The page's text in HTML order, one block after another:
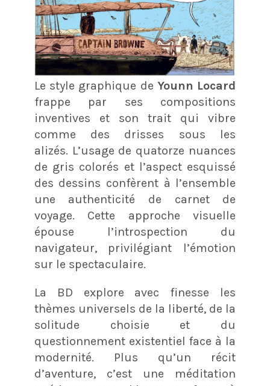
Le style graphique de Younn Locard
frappe par ses compositions
inventives et son trait qui vibre
comme des drisses sous les
alizés. L’usage de quatorze nuances
de gris colorés et l’aspect esquissé
des dessins confèrent à l’ensemble
une authenticité de carnet de
voyage. Cette approche visuelle
épouse l’introspection du
navigateur, privilégiant l’émotion
sur le spectaculaire.
La BD explore avec finesse les
thèmes universels de la liberté, de la
solitude choisie et du
questionnement existentiel face à la
modernité. Plus qu’un récit
d’aventure, c’est une méditation